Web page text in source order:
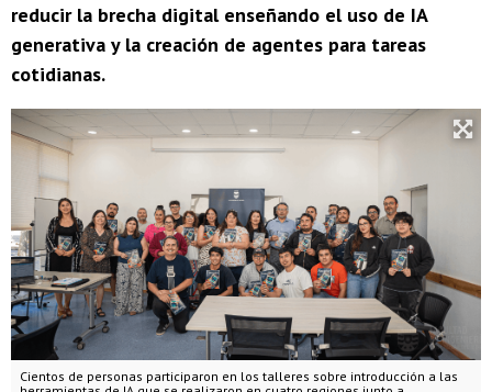
reducir la brecha digital enseñando el uso de IA
generativa y la creación de agentes para tareas
cotidianas.
Cientos de personas participaron en los talleres sobre introducción a las